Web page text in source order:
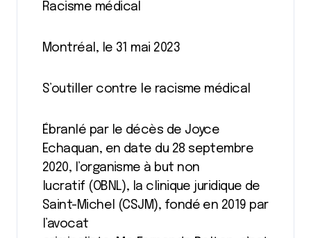
Racisme médical
Montréal, le 31 mai 2023
S’outiller contre le racisme médical
Ébranlé par le décès de Joyce
Echaquan, en date du 28 septembre
2020, l’organisme à but non
lucratif (OBNL), la clinique juridique de
Saint-Michel (CSJM), fondé en 2019 par
l’avocat